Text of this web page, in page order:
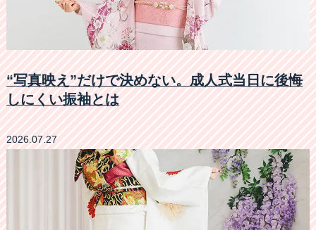
“写真映え”だけで決めない。成人式当日に後悔
しにくい振袖とは
2026.07.27